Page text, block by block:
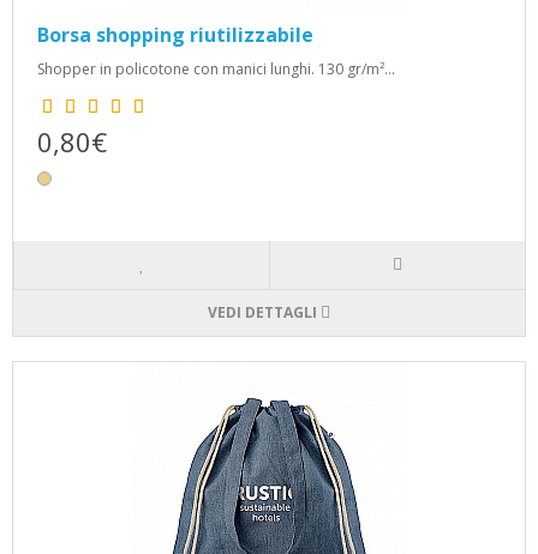
Borsa shopping riutilizzabile
Shopper in policotone con manici lunghi. 130 gr/m²...
0,80€
VEDI DETTAGLI